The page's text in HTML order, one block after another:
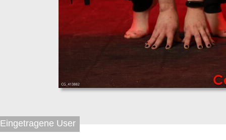
Eingetragene User